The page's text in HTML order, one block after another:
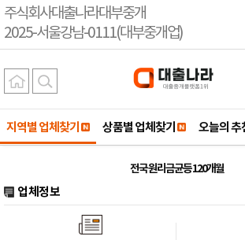
주식회사대출나라대부중개
2025-서울강남-0111(대부중개업)
지역별 업체찾기 상품별 업체찾기 오늘의 추
전국 원리금균등 120개월
업체정보